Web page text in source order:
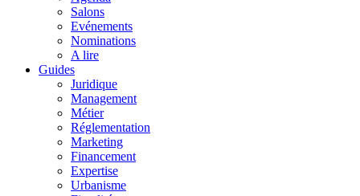
Salons
Evénements
Nominations
A lire
Guides
Juridique
Management
Métier
Réglementation
Marketing
Financement
Expertise
Urbanisme